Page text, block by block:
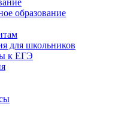
образование
для школьников
к ЕГЭ